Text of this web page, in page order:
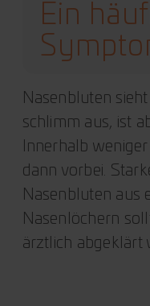
Ein
Nasenbluten
schlimm aus, ist
Innerhalb
dann vorbei.
Nasenbluten aus
Nasenlöchern
ärztlich abgeklärt